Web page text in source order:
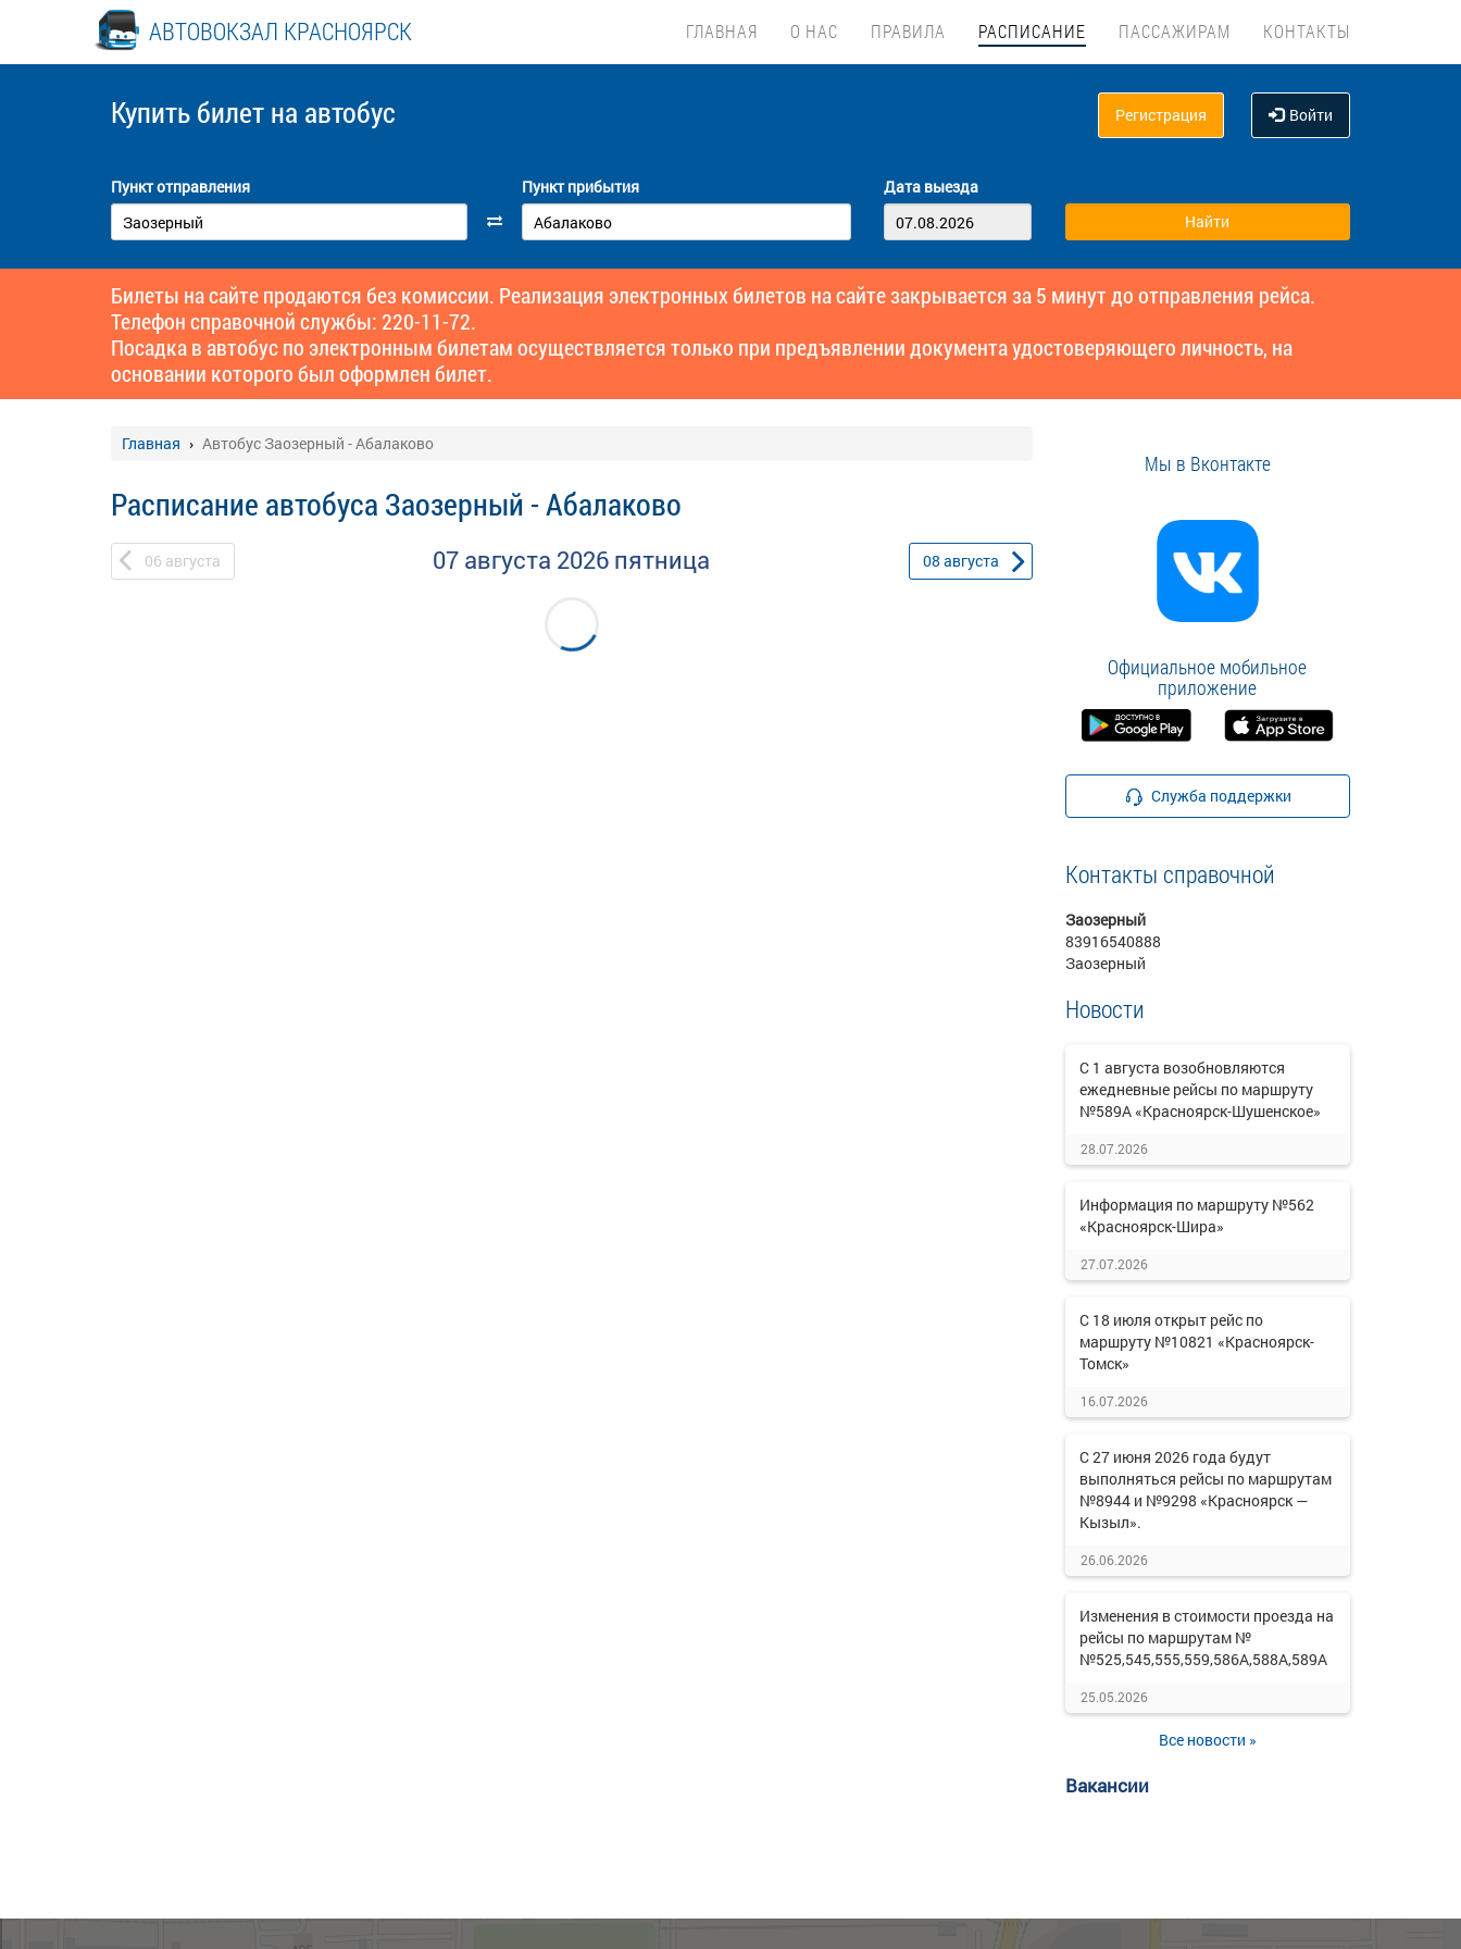
АВТОВОКЗАЛ КРАСНОЯРСК ГЛАВНАЯ О НАС ПРАВИЛА РАСПИСАНИЕ ПАССАЖИРАМ КОНТАКТЫ
Купить билет на автобус Регистрация Войти
Пункт отправления Пункт прибытия Дата выезда
Билеты на сайте продаются без комиссии. Реализация электронных билетов на сайте закрывается за 5 минут до отправления рейса.
Телефон справочной службы: 220-11-72.
Посадка в автобус по электронным билетам осуществляется только при предъявлении документа удостоверяющего личность, на
основании которого был оформлен билет.
Главная Автобус Заозерный - Абалаково
Расписание автобуса Заозерный - Абалаково
06 августа 07 августа 2026 пятница 08 августа
Мы в Вконтакте
Официальное мобильное
приложение
Служба поддержки
Контакты справочной
Заозерный
83916540888
Заозерный
Новости
С 1 августа возобновляются
ежедневные рейсы по маршруту
№589А «Красноярск-Шушенское»
28.07.2026
Информация по маршруту №562
«Красноярск-Шира»
27.07.2026
С 18 июля открыт рейс по
маршруту №10821 «Красноярск-
Томск»
16.07.2026
С 27 июня 2026 года будут
выполняться рейсы по маршрутам
№8944 и №9298 «Красноярск —
Кызыл».
26.06.2026
Изменения в стоимости проезда на
рейсы по маршрутам №
№525,545,555,559,586А,588А,589А
25.05.2026
Все новости »
Вакансии